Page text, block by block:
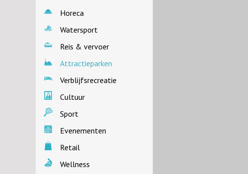
Horeca
Watersport
Reis & vervoer
Attractieparken
Verblijfsrecreatie
Cultuur
Sport
Evenementen
Retail
Wellness